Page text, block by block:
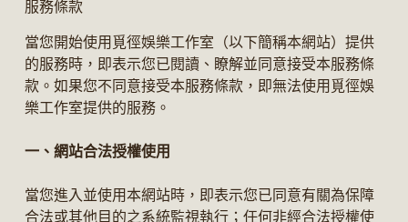
服務條款
當您開始使用覓徑娛樂工作室（以下簡稱本網站）提供
的服務時，即表示您已閱讀、瞭解並同意接受本服務條
款。如果您不同意接受本服務條款，即無法使用覓徑娛
樂工作室提供的服務。
一、網站合法授權使用
當您進入並使用本網站時，即表示您已同意有關為保障
合法或其他目的之系統監視執行；任何非經合法授權使